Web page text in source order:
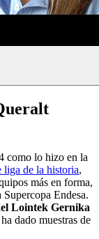
como lo hizo en la
liga de la historia,
más en forma,
Endesa.
Lointek Gernika
dado muestras de